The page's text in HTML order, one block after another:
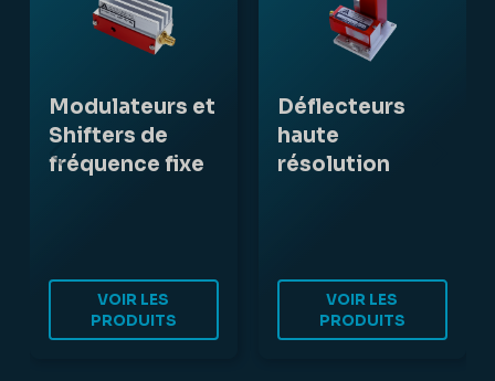
Modulateurs et
Shifters de
fréquence fixe
VOIR LES
PRODUITS
Déflecteurs
haute
résolution
VOIR LES
PRODUITS